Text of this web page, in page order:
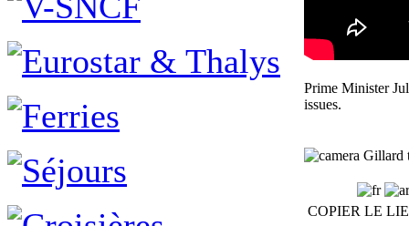
Prime Minister
issues.
Gillard
COPIER LE